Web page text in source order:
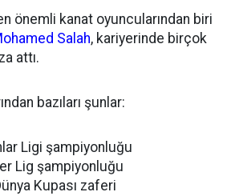
önemli kanat oyuncularından biri
Salah, kariyerinde birçok
attı.
bazıları şunlar:
Ligi şampiyonluğu
Lig şampiyonluğu
Kupası zaferi